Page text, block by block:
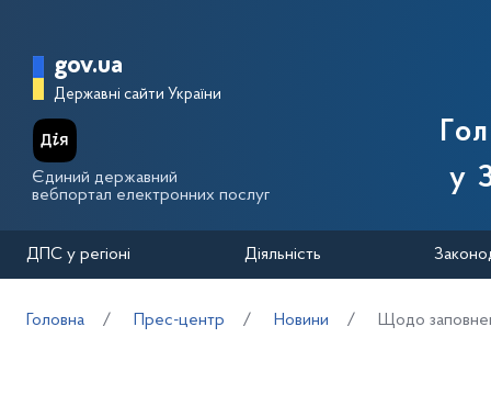
Головна сторінка Державної
gov.ua
Державні сайти України
Єдиний державний
вебпортал електронних послуг
у
ДПС у регіоні Діяльність
Головна Прес-центр Новини Щодо